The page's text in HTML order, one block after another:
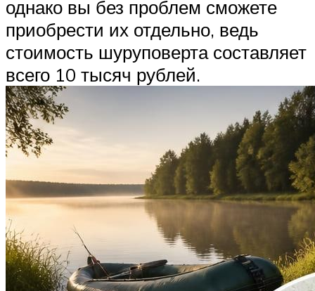
однако вы без проблем сможете
приобрести их отдельно, ведь
стоимость шуруповерта составляет
всего 10 тысяч рублей.